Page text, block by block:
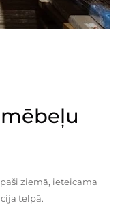
ziemā, ieteicama
telpā.